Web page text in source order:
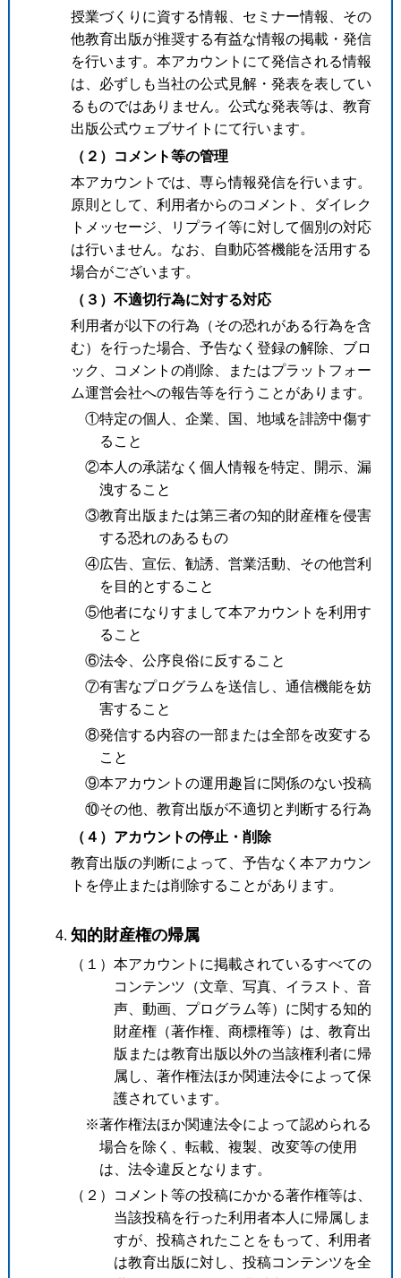
授業づくりに資する情報、セミナー情報、その
他教育出版が推奨する有益な情報の掲載・発信
を行います。本アカウントにて発信される情報
は、必ずしも当社の公式見解・発表を表してい
るものではありません。公式な発表等は、教育
出版公式ウェブサイトにて行います。
（２）コメント等の管理
本アカウントでは、専ら情報発信を行います。
原則として、利用者からのコメント、ダイレク
トメッセージ、リプライ等に対して個別の対応
は行いません。なお、自動応答機能を活用する
場合がございます。
（３）不適切行為に対する対応
利用者が以下の行為（その恐れがある行為を含
む）を行った場合、予告なく登録の解除、ブロ
ック、コメントの削除、またはプラットフォー
ム運営会社への報告等を行うことがあります。
①特定の個人、企業、国、地域を誹謗中傷す
ること
②本人の承諾なく個人情報を特定、開示、漏
洩すること
③教育出版または第三者の知的財産権を侵害
する恐れのあるもの
④広告、宣伝、勧誘、営業活動、その他営利
を目的とすること
⑤他者になりすまして本アカウントを利用す
ること
⑥法令、公序良俗に反すること
⑦有害なプログラムを送信し、通信機能を妨
害すること
⑧発信する内容の一部または全部を改変する
こと
⑨本アカウントの運用趣旨に関係のない投稿
⑩その他、教育出版が不適切と判断する行為
（４）アカウントの停止・削除
教育出版の判断によって、予告なく本アカウン
トを停止または削除することがあります。
知的財産権の帰属
（１）本アカウントに掲載されているすべての
コンテンツ（文章、写真、イラスト、音
声、動画、プログラム等）に関する知的
財産権（著作権、商標権等）は、教育出
版または教育出版以外の当該権利者に帰
属し、著作権法ほか関連法令によって保
護されています。
※著作権法ほか関連法令によって認められる
場合を除く、転載、複製、改変等の使用
は、法令違反となります。
（２）コメント等の投稿にかかる著作権等は、
当該投稿を行った利用者本人に帰属しま
すが、投稿されたことをもって、利用者
は教育出版に対し、投稿コンテンツを全